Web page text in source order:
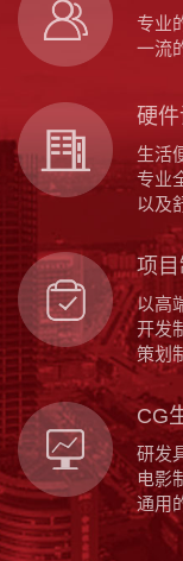
专业
一流
硬
生活
专业
以及
项
以高
开发
策划
CG
研发
电影
通用